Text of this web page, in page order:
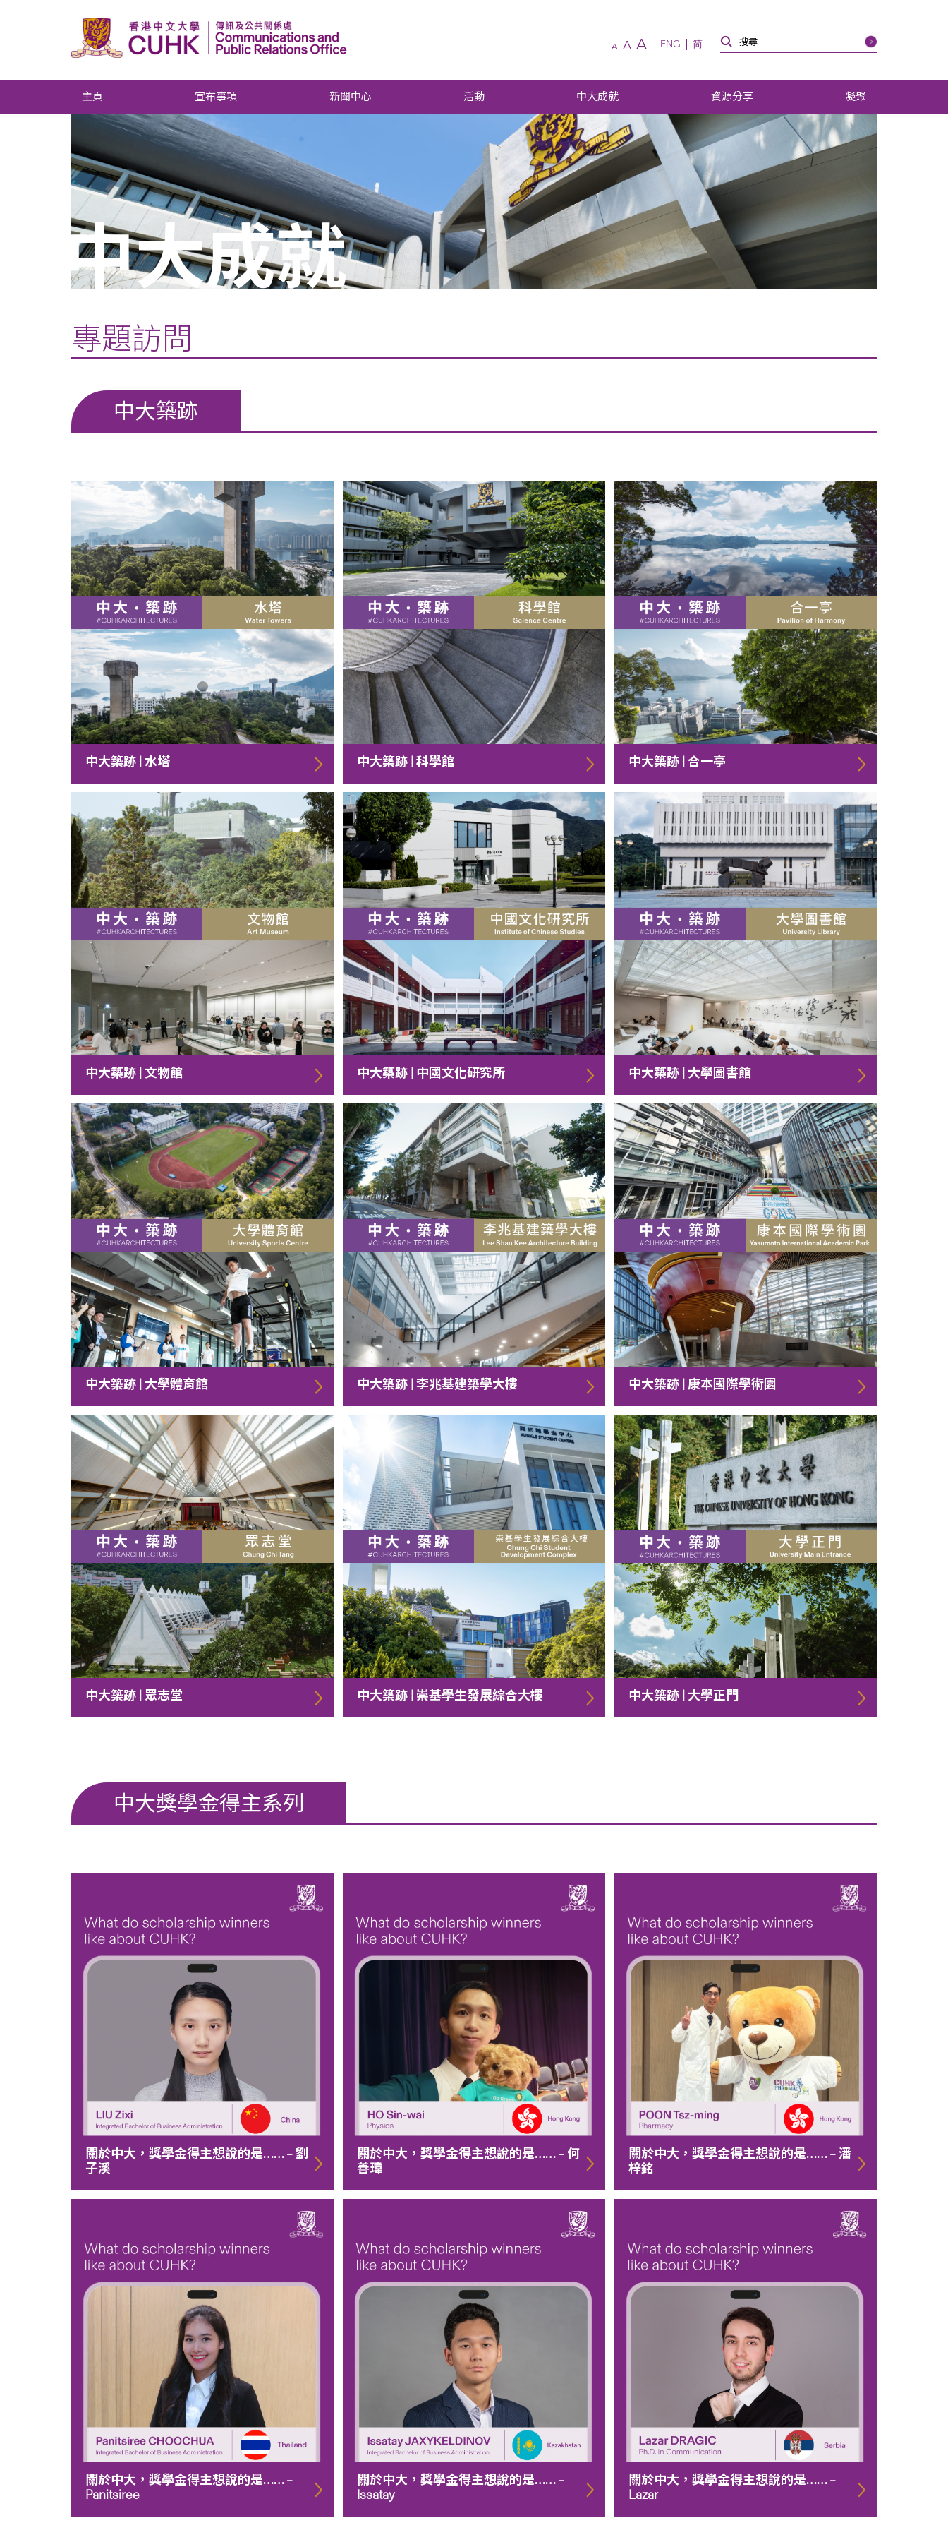
A A A ENG 简
主頁 宣布事項 新聞中心 活動 中大成就 資源分享 凝聚
中大成就
專題訪問
中大築跡
中大築跡 | 水塔 中大築跡 | 科學館 中大築跡 | 合一亭
中大築跡 | 文物館 中大築跡 | 中國文化研究所 中大築跡 | 大學圖書館
中大築跡 | 大學體育館 中大築跡 | 李兆基建築學大樓 中大築跡 | 康本國際學術園
中大築跡 | 眾志堂 中大築跡 | 崇基學生發展綜合大樓 中大築跡 | 大學正門
中大獎學金得主系列
關於中大，獎學金得主想說的是…… – 劉
子溪
關於中大，獎學金得主想說的是…… – 何
善瑋
關於中大，獎學金得主想說的是…… – 潘
梓銘
關於中大，獎學金得主想說的是…… –
Panitsiree
關於中大，獎學金得主想說的是…… –
Issatay
關於中大，獎學金得主想說的是…… –
Lazar